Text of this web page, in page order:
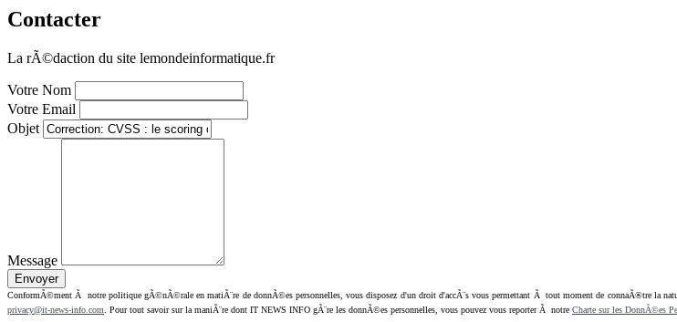
Contacter
La rÃ©daction du site lemondeinformatique.fr
Votre Nom
Votre Email
Objet
Message
ConformÃ©ment Ã notre politique gÃ©nÃ©rale en matiÃ¨re de donnÃ©es personnelles, vous disposez d'un droit d'accÃ¨s vous permettant Ã tout moment de connaÃ®tre la
privacy@it-news-info.com . Pour tout savoir sur la maniÃ¨re dont IT NEWS INFO gÃ¨re les donnÃ©es personnelles, vous pouvez vous reporter Ã notre Charte sur les DonnÃ©es